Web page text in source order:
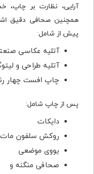
آرایی، نظارت بر
همچنین صحافی دقیق
پیش از شامل:
آتلیه عکاسی
آتلیه طراحی و
چاپ افست چهار
پس از چاپ شامل:
دایکات
روکش سلفون مات
یووی موضعی
صحافی منگنه و